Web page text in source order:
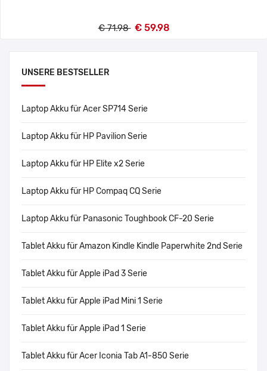
UNSERE BESTSELLER
Laptop Akku für Acer SP714 Serie
Laptop Akku für HP Pavilion Serie
Laptop Akku für HP Elite x2 Serie
Laptop Akku für HP Compaq CQ Serie
Laptop Akku für Panasonic Toughbook CF-20 Serie
Tablet Akku für Amazon Kindle Kindle Paperwhite 2nd Serie
Tablet Akku für Apple iPad 3 Serie
Tablet Akku für Apple iPad Mini 1 Serie
Tablet Akku für Apple iPad 1 Serie
Tablet Akku für Acer Iconia Tab A1-850 Serie
€ 71.98 € 59.98